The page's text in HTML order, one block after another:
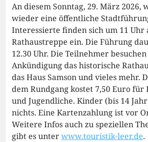
An diesem Sonntag, 29. März 2026,
wieder eine öffentliche
Interessierte finden sich um 11 Uhr
Rathaustreppe ein. Die Führung
12.30 Uhr. Die Teilnehmer
Ankündigung das historische
das Haus Samson und vieles mehr.
dem Rundgang kostet 7,50 Euro für
und Jugendliche. Kinder (bis 14
nichts. Eine Kartenzahlung ist vor
Weitere Infos auch zu speziellen
gibt es unterwww.touristik-leer.de.